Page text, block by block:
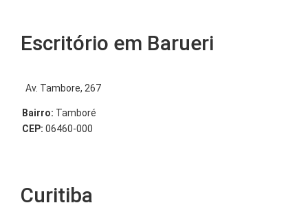
Escritório em Barueri
Av. Tambore, 267
Bairro: Tamboré
CEP: 06460-000
Curitiba